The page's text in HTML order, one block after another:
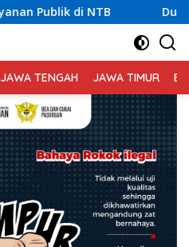
Dugaan Permasalahan
JAWA TENGAH JAWA TIMUR